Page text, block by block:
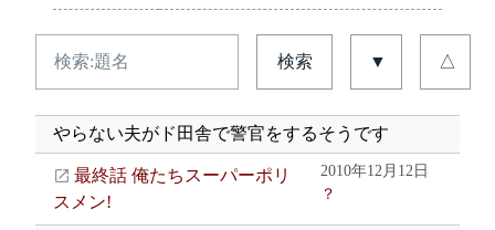
検索 ▼ △
やらない夫がド田舎で警官をするそうです
最終話 俺たちスーパーポリ
スメン!
2010年12月12日
？